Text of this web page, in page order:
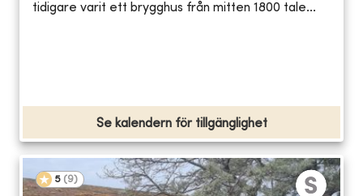
tidigare varit ett brygghus från mitten 1800 tale...
Se kalendern för tillgänglighet
5 (9)